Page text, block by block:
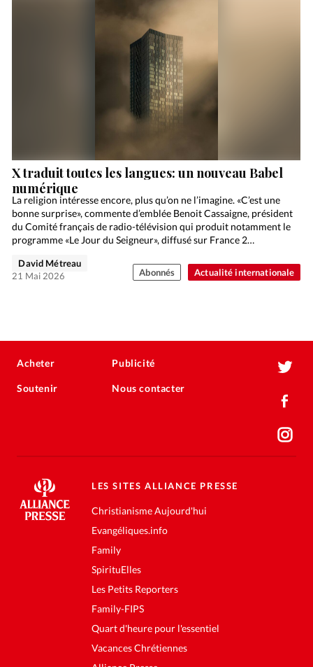
Actualité internationale
X traduit toutes les langues: un nouveau Babel
numérique
La religion intéresse encore, plus qu’on ne l’imagine. «C’est une
bonne surprise», commente d’emblée Benoit Cassaigne, président
du Comité français de radio-télévision qui produit notamment le
programme «Le Jour du Seigneur», diffusé sur France 2…
David Métreau
21 Mai 2026
Abonnés
Acheter
Soutenir
Publicité
Nous contacter
LES SITES ALLIANCE PRESSE
Christianisme Aujourd'hui
Evangéliques.info
Family
SpirituElles
Les Petits Reporters
Family-FIPS
Quart d'heure pour l'essentiel
Vacances Chrétiennes